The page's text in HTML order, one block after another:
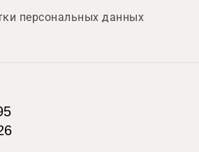
персональных данных